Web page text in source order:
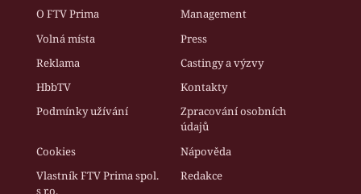
O FTV Prima
Management
Volná místa
Press
Reklama
Castingy a výzvy
HbbTV
Kontakty
Podmínky užívání
Zpracování osobních
údajů
Cookies
Nápověda
Vlastník FTV Prima spol.
s r.o.
Redakce